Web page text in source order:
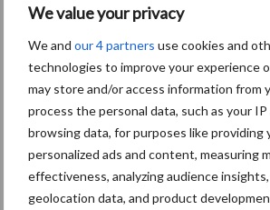
We value your privacy
We and our 4 partners use cookies and
technologies to improve your experience
may store and/or access information from
process the personal data, such as your IP
browsing data, for purposes like providing
personalized ads and content, measuring
effectiveness, analyzing audience
geolocation data, and product
7 aug
De speenhuid: een
onderschatte
mastitis
6 aug
BoviMove zorgt
sluitende en
traceerbaarheid van